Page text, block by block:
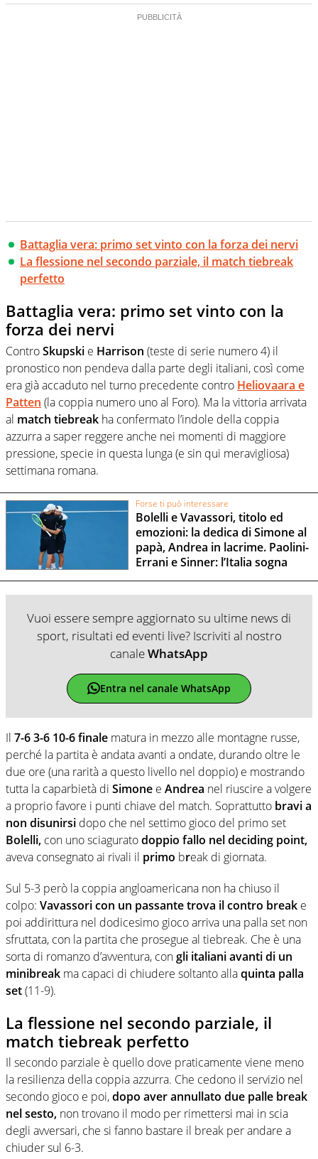
Battaglia vera: primo set vinto con la forza dei nervi
La flessione nel secondo parziale, il match tiebreak
perfetto
Battaglia vera: primo set vinto con la
forza dei nervi
ControSkupski e Harrison (teste di serie numero 4) il
pronostico non pendeva dalla parte degli italiani, così come
era già accaduto nel turno precedente contro Heliovaara e
Patten (la coppia numero uno al Foro). Ma la vittoria arrivata
al match tiebreak ha confermato l’indole della coppia
azzurra a saper reggere anche nei momenti di maggiore
pressione, specie in questa lunga (e sin qui meravigliosa)
settimana romana.
Forse ti può interessare
Bolelli e Vavassori, titolo ed
emozioni: la dedica di Simone al
papà, Andrea in lacrime. Paolini-
Errani e Sinner: l’Italia sogna
Vuoi essere sempre aggiornato su ultime news di
sport, risultati ed eventi live? Iscriviti al nostro
canaleWhatsApp
Entra nel canale WhatsApp
Il 7-6 3-6 10-6 finale matura in mezzo alle montagne russe,
perché la partita è andata avanti a ondate, durando oltre le
due ore (una rarità a questo livello nel doppio) e mostrando
tutta la caparbietà di Simone e Andrea nel riuscire a volgere
a proprio favore i punti chiave del match. Soprattutto bravi a
non disunirsi dopo che nel settimo gioco del primo set
Bolelli, con uno sciaguratodoppio fallo nel deciding point,
aveva consegnato ai rivali il primo break di giornata.
Sul 5-3 però la coppia angloamericana non ha chiuso il
colpo: Vavassori con un passante trova il contro break e
poi addirittura nel dodicesimo gioco arriva una palla set non
sfruttata, con la partita che prosegue al tiebreak. Che è una
sorta di romanzo d’avventura, congli italiani avanti di un
minibreak ma capaci di chiudere soltanto allaquinta palla
set(11-9).
La flessione nel secondo parziale, il
match tiebreak perfetto
Il secondo parziale è quello dove praticamente viene meno
la resilienza della coppia azzurra. Che cedono il servizio nel
secondo gioco e poi,dopo aver annullato due palle break
nel sesto, non trovano il modo per rimettersi mai in scia
degli avversari, che si fanno bastare il break per andare a
chiuder sul 6-3.